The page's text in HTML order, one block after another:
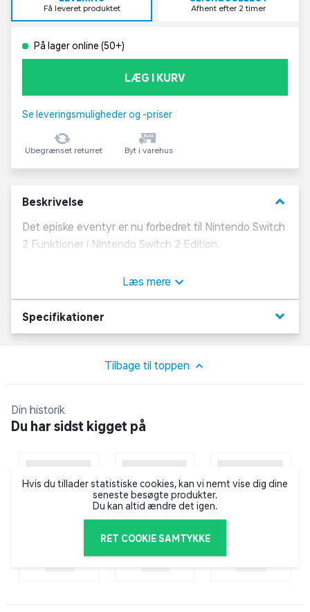
Få leveret produktet Afhent efter 2 timer
På lager online (50+)
LÆG I KURV
Se leveringsmuligheder og -priser
Ubegrænset returret Byt i varehus
Beskrivelse keyboard_arrow_down
Det episke eventyr er nu forbedret til Nintendo Switch
2 Funktioner i Nintendo Switch 2 Edition.
- Jævnere frame rates
- Hurtigere indlæsningstider
- Ekstra save-plads
Switch-appen til kompatible smart-enheder.
the Kingdom til Nintendo Switch (europæisk version)
og har et aktivt Nintendo Switch Online + Expansion
Legend of Zelda: Tears of the Kingdom - Nintendo
Switch 2 Edition uden ekstra omkostninger, når den
Læs mere
Specifikationer keyboard_arrow_down
Tilbage til toppen
Din historik
Du har sidst kigget på
Hvis du tillader statistiske cookies, kan vi nemt vise dig dine
seneste besøgte produkter.
Du kan altid ændre det igen.
RET COOKIE SAMTYKKE